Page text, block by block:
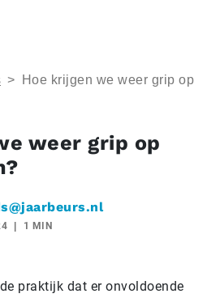
>
Hoe krijgen we weer grip op
weer grip op
1 MIN
praktijk dat er onvoldoende